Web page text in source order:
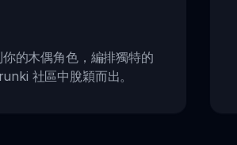
的木偶角色，編排獨特的
社區中脫穎而出。